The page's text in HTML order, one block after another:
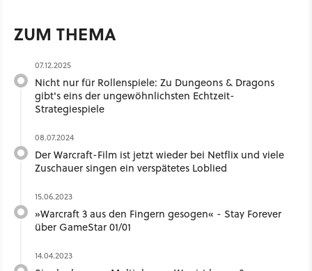
ZUM THEMA
07.12.2025
Nicht nur für Rollenspiele: Zu Dungeons & Dragons
gibt's eins der ungewöhnlichsten Echtzeit-
Strategiespiele
08.07.2024
Der Warcraft-Film ist jetzt wieder bei Netflix und viele
Zuschauer singen ein verspätetes Loblied
15.06.2023
»Warcraft 3 aus den Fingern gesogen« - Stay Forever
über GameStar 01/01
14.04.2023